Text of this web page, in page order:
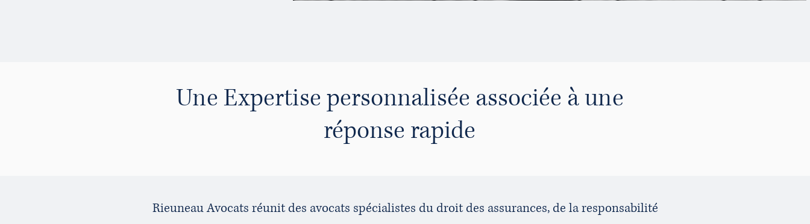
Une Expertise personnalisée associée à une
réponse rapide
Rieuneau Avocats réunit des avocats spécialistes du droit des assurances, de la responsabilité